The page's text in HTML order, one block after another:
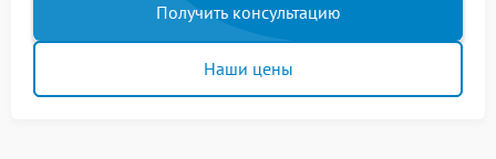
Получить консультацию
Наши цены